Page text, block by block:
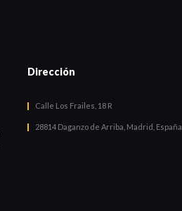
Dirección
Calle Los Frailes, 18 R
28814 Daganzo de Arriba, Madrid, España